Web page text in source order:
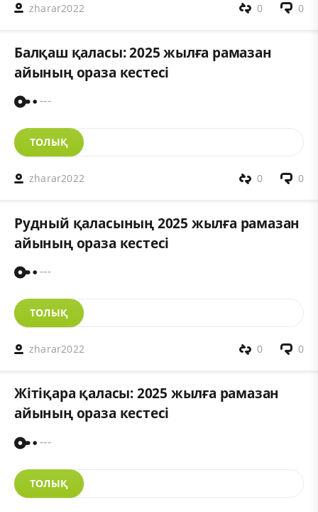
zharar2022 0
0
Балқаш қаласы: 2025 жылға рамазан
айының ораза кестесі
---
ТОЛЫҚ
zharar2022 0
0
Рудный қаласының 2025 жылға рамазан
айының ораза кестесі
---
ТОЛЫҚ
zharar2022 0
0
Жітіқара қаласы: 2025 жылға рамазан
айының ораза кестесі
---
ТОЛЫҚ